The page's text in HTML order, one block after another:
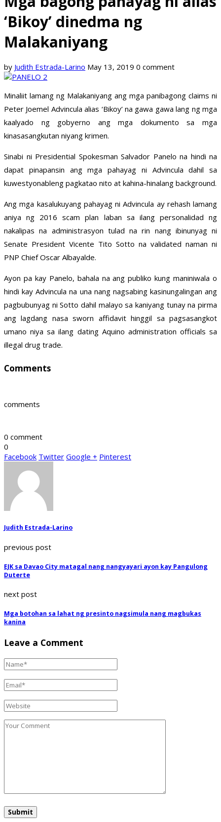
‘Bikoy’ dinedma ng
Malakaniyang
by Judith Estrada-Larino May 13, 2019 0 comment
Minaliit lamang ng Malakaniyang ang mga panibagong claims ni
Peter Joemel Advincula alias ‘Bikoy’ na gawa gawa lang ng mga
kaalyado ng gobyerno ang mga dokumento sa mga
kinasasangkutan niyang krimen.
Sinabi ni Presidential Spokesman Salvador Panelo na hindi na
dapat pinapansin ang mga pahayag ni Advincula dahil sa
kuwestyonableng pagkatao nito at kahina-hinalang background.
Ang mga kasalukuyang pahayag ni Advincula ay rehash lamang
aniya ng 2016 scam plan laban sa ilang personalidad ng
nakalipas na administrasyon tulad na rin nang ibinunyag ni
Senate President Vicente Tito Sotto na validated naman ni
PNP Chief Oscar Albayalde.
Ayon pa kay Panelo, bahala na ang publiko kung maniniwala o
hindi kay Advincula na una nang nagsabing kasinungalingan ang
pagbubunyag ni Sotto dahil malayo sa kaniyang tunay na pirma
ang lagdang nasa sworn affidavit hinggil sa pagsasangkot
umano niya sa ilang dating Aquino administration officials sa
illegal drug trade.
Comments
comments
0 comment
0
Facebook Twitter Google + Pinterest
Judith Estrada-Larino
previous post
EJK sa Davao City matagal nang nangyayari ayon kay Pangulong
Duterte
next post
Mga botohan sa lahat ng presinto nagsimula nang magbukas
kanina
Leave a Comment